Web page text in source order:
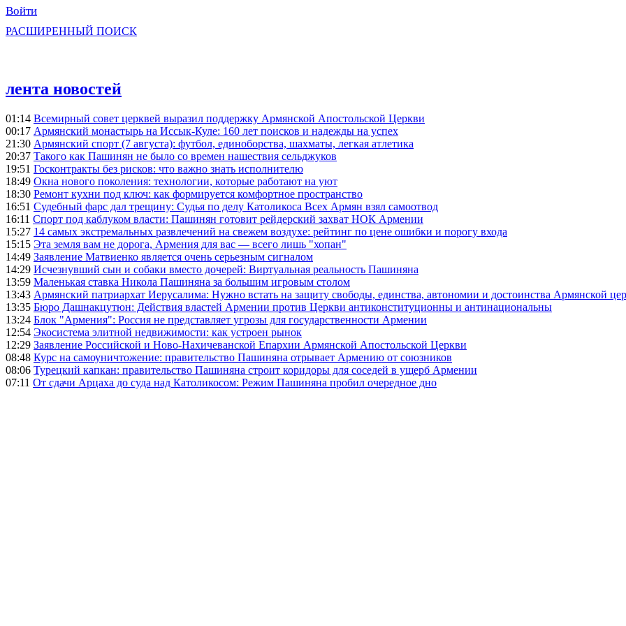
Войти
РАСШИРЕННЫЙ ПОИСК
лента новостей
01:14 Всемирный совет церквей выразил поддержку Армянской Апостольской Церкви
00:17 Армянский монастырь на Иссык-Куле: 160 лет поисков и надежды на успех
21:30 Армянский спорт (7 августа): футбол, единоборства, шахматы, легкая атлетика
20:37 Такого как Пашинян не было со времен нашествия сельджуков
19:51 Госконтракты без рисков: что важно знать исполнителю
18:49 Окна нового поколения: технологии, которые работают на уют
18:30 Ремонт кухни под ключ: как формируется комфортное пространство
16:51 Судебный фарс дал трещину: Судья по делу Католикоса Всех Армян взял самоотвод
16:11 Спорт под каблуком власти: Пашинян готовит рейдерский захват НОК Армении
15:27 14 самых экстремальных развлечений на свежем воздухе: рейтинг по цене ошибки и порогу входа
15:15 Эта земля вам не дорога, Армения для вас — всего лишь "хопан"
14:49 Заявление Матвиенко является очень серьезным сигналом
14:29 Исчезнувший сын и собаки вместо дочерей: Виртуальная реальность Пашиняна
13:59 Маленькая ставка Никола Пашиняна за большим игровым столом
13:43 Армянский патриархат Иерусалима: Нужно встать на защиту свободы, единства, автономии и достоинства Армянской
13:35 Бюро Дашнакцутюн: Действия властей Армении против Церкви антиконституционны и антинациональны
13:24 Блок "Армения": Россия не представляет угрозы для государственности Армении
12:54 Экосистема элитной недвижимости: как устроен рынок
12:29 Заявление Российской и Ново-Нахичеванской Епархии Армянской Апостольской Церкви
08:48 Курс на самоуничтожение: правительство Пашиняна отрывает Армению от союзников
08:06 Турецкий капкан: правительство Пашиняна строит коридоры для соседей в ущерб Армении
07:11 От сдачи Арцаха до суда над Католикосом: Режим Пашиняна пробил очередное дно